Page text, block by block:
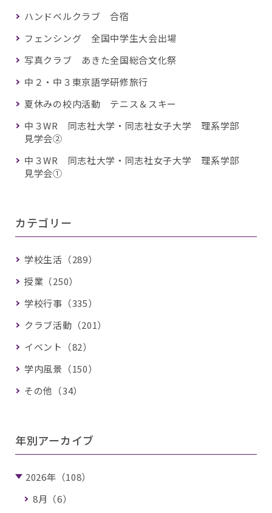
ハンドベルクラブ 合宿
フェンシング 全国中学生大会出場
写真クラブ あきた全国総合文化祭
中２・中３東京語学研修旅行
夏休みの校内活動 テニス＆スキー
中３WR 同志社大学・同志社女子大学 理系学部
見学会②
中３WR 同志社大学・同志社女子大学 理系学部
見学会①
カテゴリー
学校生活（289）
授業（250）
学校行事（335）
クラブ活動（201）
イベント（82）
学内風景（150）
その他（34）
年別アーカイブ
2026年（108）
8月（6）